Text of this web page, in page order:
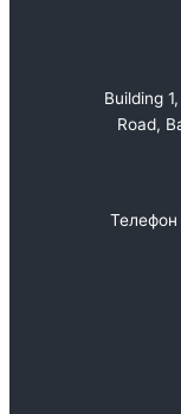
Building
Road,
Телефон